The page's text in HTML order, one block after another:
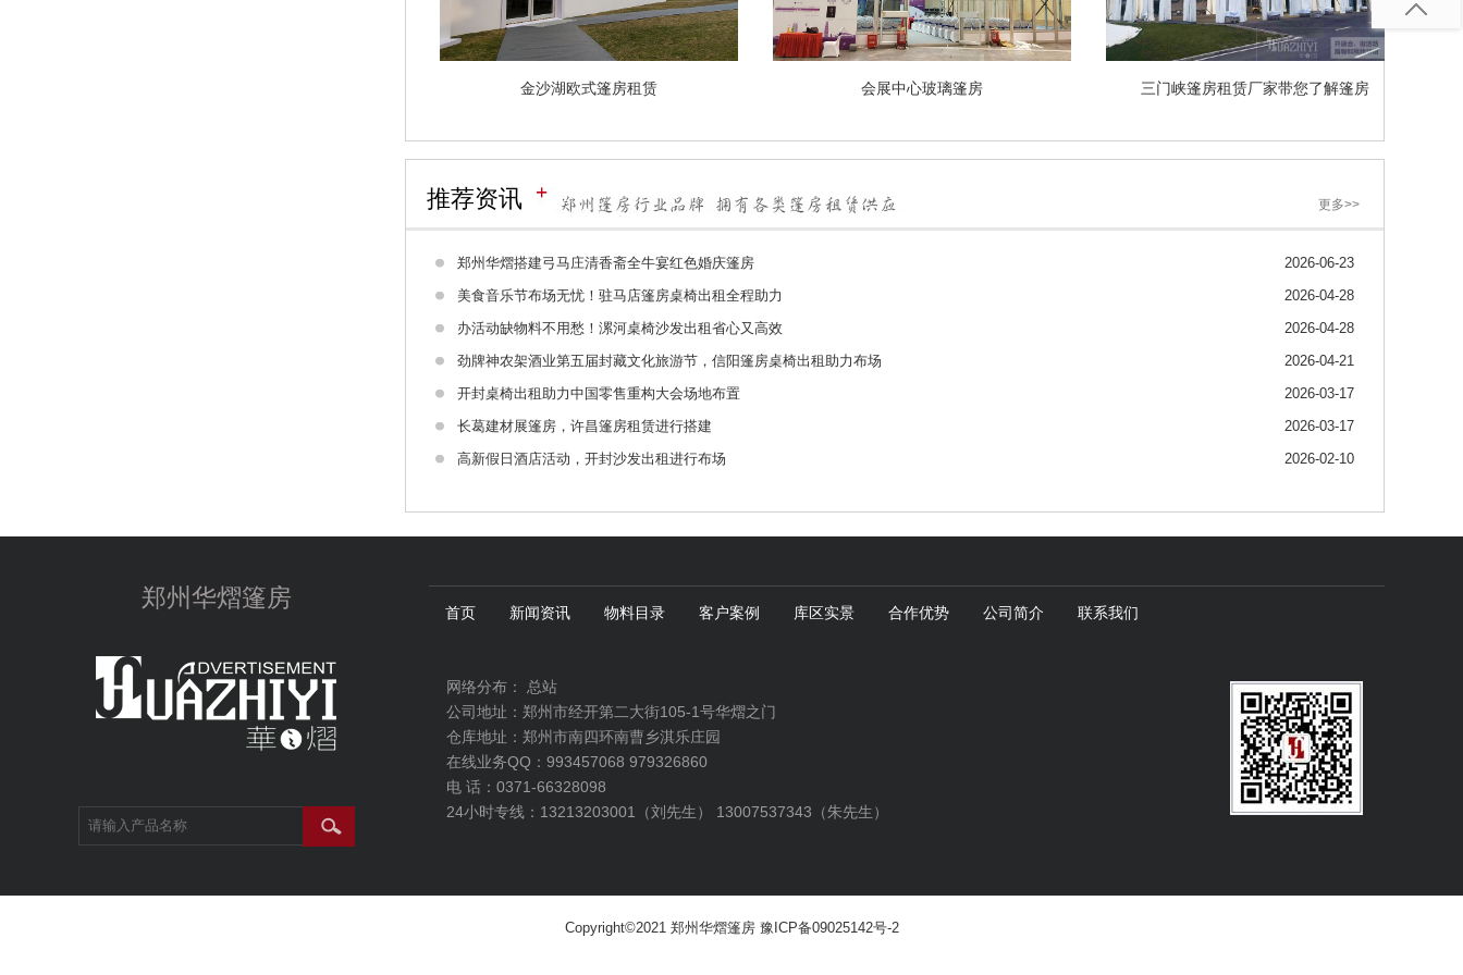
金沙湖欧式篷房租赁 会展中心玻璃篷房 三门峡篷房租赁厂家带您了解篷房
推荐资讯 更多>>
2026-06-23
郑州华熠搭建弓马庄清香斋全牛宴红色婚庆篷房
2026-04-28
美食音乐节布场无忧！驻马店篷房桌椅出租全程助力
2026-04-28
办活动缺物料不用愁！漯河桌椅沙发出租省心又高效
2026-04-21
劲牌神农架酒业第五届封藏文化旅游节，信阳篷房桌椅出租助力布场
2026-03-17
开封桌椅出租助力中国零售重构大会场地布置
2026-03-17
长葛建材展篷房，许昌篷房租赁进行搭建
2026-02-10
高新假日酒店活动，开封沙发出租进行布场
郑州华熠篷房
首页 新闻资讯 物料目录 客户案例 库区实景 合作优势 公司简介 联系我们
网络分布： 总站
公司地址：郑州市经开第二大街105-1号华熠之门
仓库地址：郑州市南四环南曹乡淇乐庄园
在线业务QQ：993457068 979326860
电 话：0371-66328098
24小时专线：13213203001（刘先生） 13007537343（朱先生）
Copyright©2021 郑州华熠篷房 豫ICP备09025142号-2